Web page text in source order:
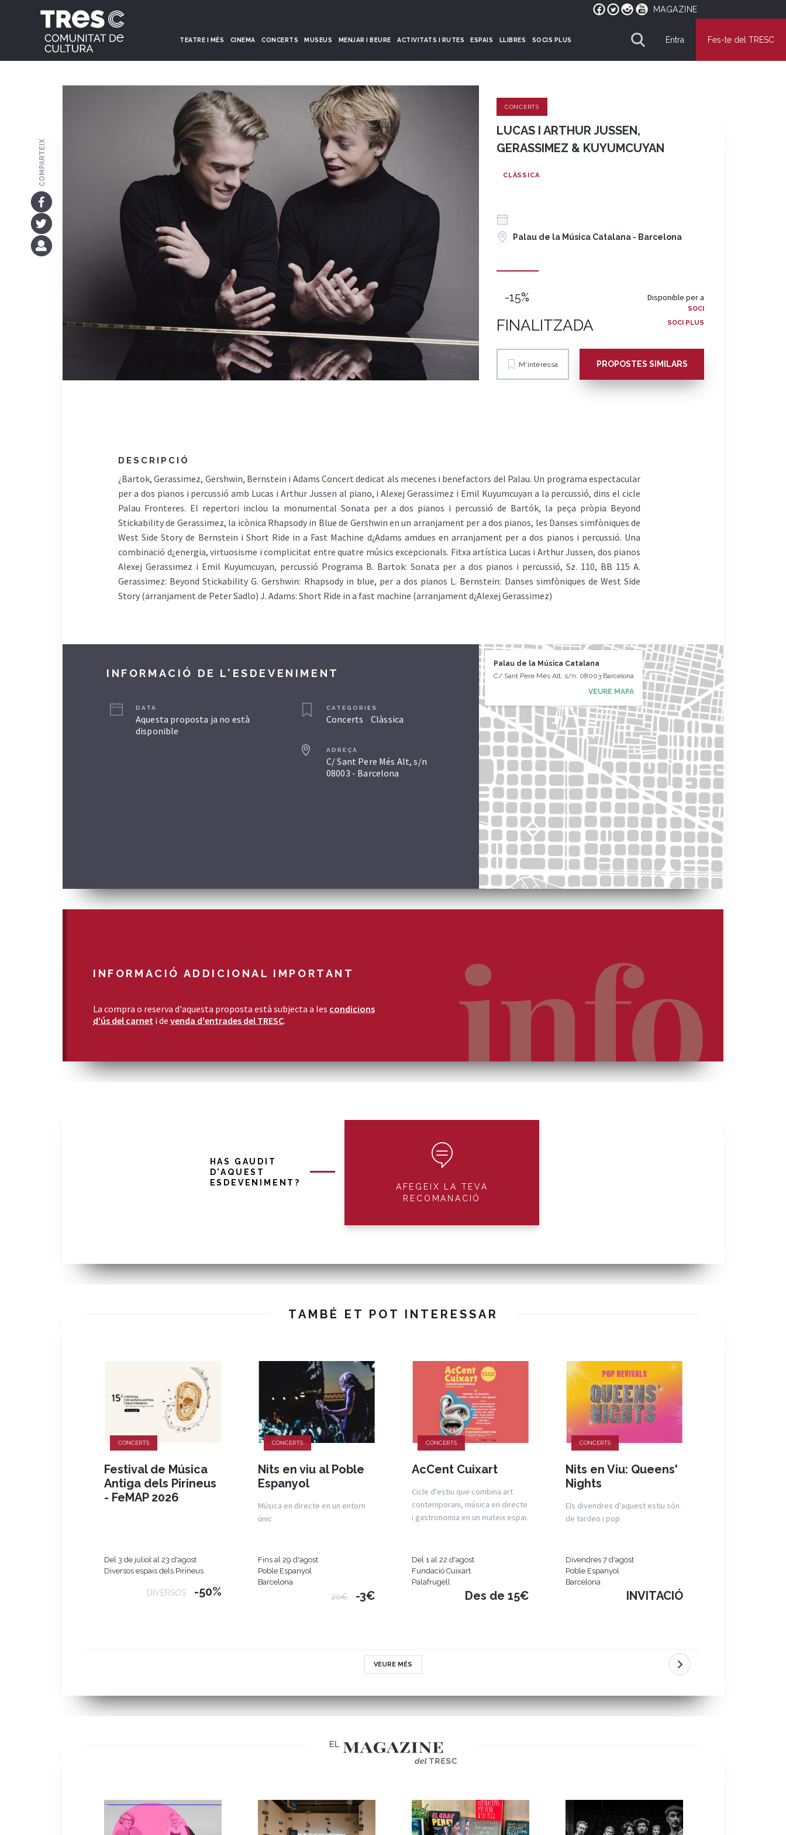
MAGAZINE
TEATRE I MÉS CINEMA CONCERTS MUSEUS MENJAR I BEURE ACTIVITATS I RUTES ESPAIS LLIBRES SOCIS PLUS Entra Fes-te del TRESC
CONCERTS
LUCAS I ARTHUR JUSSEN,
GERASSIMEZ & KUYUMCUYAN
CLÀSSICA
Palau de la Música Catalana - Barcelona
-15%
FINALITZADA
Disponible per a
SOCI
SOCI PLUS
M'interessa PROPOSTES SIMILARS
DESCRIPCIÓ
¿Bartok, Gerassimez, Gershwin, Bernstein i Adams Concert dedicat als mecenes i benefactors del Palau. Un programa espectacular
per a dos pianos i percussió amb Lucas i Arthur Jussen al piano, i Alexej Gerassimez i Emil Kuyumcuyan a la percussió, dins el cicle
Palau Fronteres. El repertori inclou la monumental Sonata per a dos pianos i percussió de Bartók, la peça pròpia Beyond
Stickability de Gerassimez, la icònica Rhapsody in Blue de Gershwin en un arranjament per a dos pianos, les Danses simfòniques de
West Side Story de Bernstein i Short Ride in a Fast Machine d¿Adams amdues en arranjament per a dos pianos i percussió. Una
combinació d¿energia, virtuosisme i complicitat entre quatre músics excepcionals. Fitxa artística Lucas i Arthur Jussen, dos pianos
Alexej Gerassimez i Emil Kuyumcuyan, percussió Programa B. Bartok: Sonata per a dos pianos i percussió, Sz. 110, BB 115 A.
Gerassimez: Beyond Stickability G. Gershwin: Rhapsody in blue, per a dos pianos L. Bernstein: Danses simfòniques de West Side
Story (arranjament de Peter Sadlo) J. Adams: Short Ride in a fast machine (arranjament d¿Alexej Gerassimez)
INFORMACIÓ DE L'ESDEVENIMENT
DATA
Aquesta proposta ja no està
disponible
CATEGORIES
Concerts Clàssica
ADREÇA
C/ Sant Pere Més Alt, s/n
08003 - Barcelona
Palau de la Música Catalana
C/ Sant Pere Més Alt, s/n, 08003 Barcelona
VEURE MAPA
INFORMACIÓ ADDICIONAL IMPORTANT
La compra o reserva d'aquesta proposta està subjecta a les condicions
d'ús del carnet i de venda d'entrades del TRESC.
HAS GAUDIT
D'AQUEST
ESDEVENIMENT?
AFEGEIX LA TEVA
RECOMANACIÓ
TAMBÉ ET POT INTERESSAR
CONCERTS
Festival de Música
Antiga dels Pirineus
- FeMAP 2026
Del 3 de juliol al 23 d'agost
Diversos espais dels Pirineus
DIVERSOS -50%
CONCERTS
Nits en viu al Poble
Espanyol
Música en directe en un entorn
únic
Fins al 29 d'agost
Poble Espanyol
Barcelona
20€ -3€
CONCERTS
AcCent Cuixart
Cicle d'estiu que combina art
contemporani, música en directe
i gastronomia en un mateix espai.
Del 1 al 22 d'agost
Fundació Cuixart
Palafrugell
Des de 15€
CONCERTS
Nits en Viu: Queens'
Nights
Els divendres d'aquest estiu són
de tardeo i pop
Divendres 7 d'agost
Poble Espanyol
Barcelona
INVITACIÓ
VEURE MÉS
COMPARTEIX